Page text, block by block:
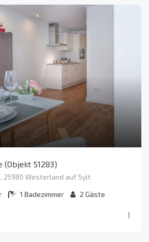
(Objekt 51283)
25980 Westerland auf Sylt
1 Badezimmer 2 Gäste